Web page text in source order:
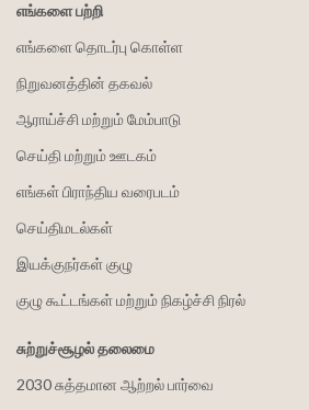
எங்களை பற்றி
எங்களை தொடர்பு கொள்ள
நிறுவனத்தின் தகவல்
ஆராய்ச்சி மற்றும் மேம்பாடு
செய்தி மற்றும் ஊடகம்
எங்கள் பிராந்திய வரைபடம்
செய்திமடல்கள்
இயக்குநர்கள் குழு
குழு கூட்டங்கள் மற்றும் நிகழ்ச்சி நிரல்
சுற்றுச்சூழல் தலைமை
2030 சுத்தமான ஆற்றல் பார்வை